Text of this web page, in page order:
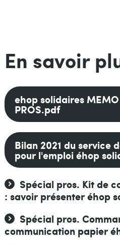
En savoir
Fichiers
Fichier
ehop solidaires MEMO
PROS.pdf
Fichier
Bilan 2021 du service
pour l'emploi éhop
LiensSpécial pros. Kit de
: savoir présenter éhop
Spécial pros.
communication papier